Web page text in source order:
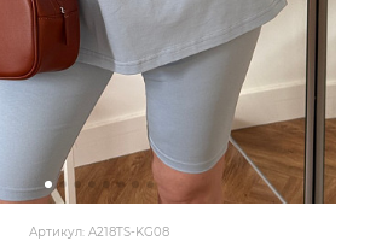
Артикул: A218TS-KG08